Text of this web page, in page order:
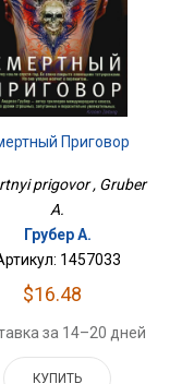
Приговор
prigovor , Gruber
A.
Грубер А.
1457033
$16.48
за 14–20 дней
КУПИТЬ